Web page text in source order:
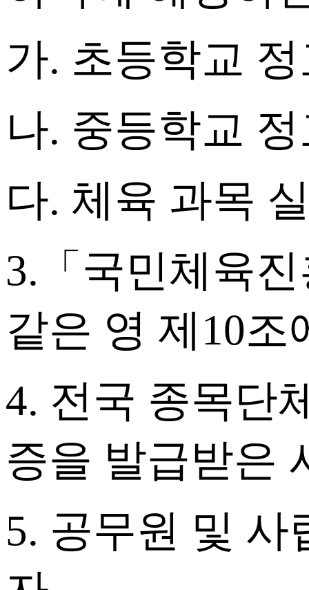
가. 초등학교
나. 중등학교
다. 체육 과목
3.「 국민체육
같은 영 제10조
4. 전국 종목단
증을 발급받은
5. 공무원 및